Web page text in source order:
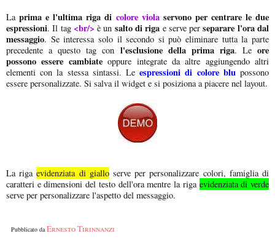
Laprima e l'ultima riga di colore violaservono per centrare le due
espressioni. Il tag <br/> è un salto di riga e serve perseparare l'ora dal
messaggio. Se interessa solo il secondo si può eliminare tutta la parte
precedente a questo tag con l'esclusione della prima riga. Leore
possono essere cambiateoppure integrate da altre aggiungendo altri
elementi con la stessa sintassi. Leespressioni di colore blupossono
essere personalizzate. Si salva il widget e si posiziona a piacere nel layout.
La rigaevidenziata di gialloserve per personalizzare colori, famiglia di
caratteri e dimensioni del testo dell'ora mentre la riga evidenziata di verde
serve per personalizzare l'aspetto del messaggio.
Pubblicato daErnesto Tirinnanzi